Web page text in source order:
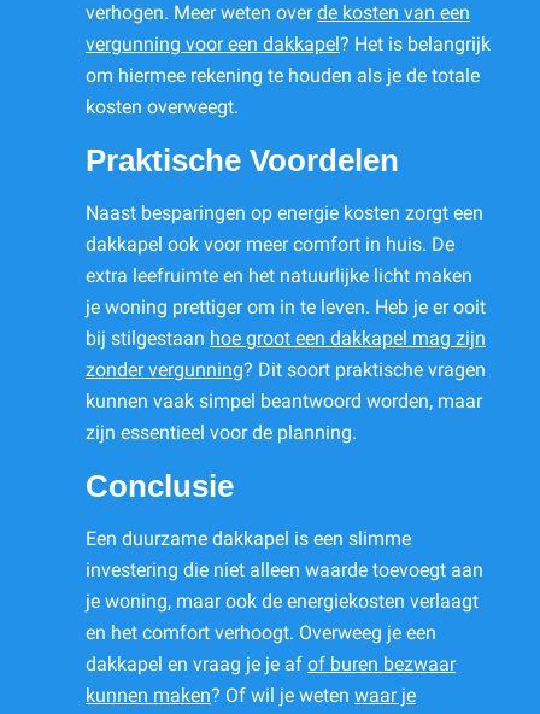
verhogen. Meer weten overde kosten van een
vergunning voor een dakkapel ? Het is belangrijk
om hiermee rekening te houden als je de totale
kosten overweegt.
Praktische Voordelen
Naast besparingen op energie kosten zorgt een
dakkapel ook voor meer comfort in huis. De
extra leefruimte en het natuurlijke licht maken
je woning prettiger om in te leven. Heb je er ooit
bij stilgestaan hoe groot een dakkapel mag zijn
zonder vergunning? Dit soort praktische vragen
kunnen vaak simpel beantwoord worden, maar
zijn essentieel voor de planning.
Conclusie
Een duurzame dakkapel is een slimme
investering die niet alleen waarde toevoegt aan
je woning, maar ook de energiekosten verlaagt
en het comfort verhoogt. Overweeg je een
dakkapel en vraag je je af of buren bezwaar
kunnen maken? Of wil je weten waar je